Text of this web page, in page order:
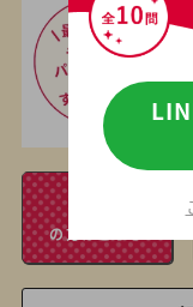
の方はこちら